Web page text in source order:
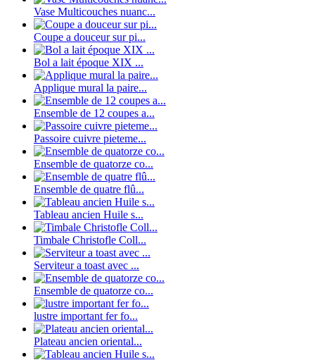
Vase Multicouches nuanc...
Coupe a douceur sur pi...
Bol a lait époque XIX ...
Applique mural la paire...
Ensemble de 12 coupes a...
Passoire cuivre pieteme...
Ensemble de quatorze co...
Ensemble de quatre flû...
Tableau ancien Huile s...
Timbale Christofle Coll...
Serviteur a toast avec ...
Ensemble de quatorze co...
lustre important fer fo...
Plateau ancien oriental...